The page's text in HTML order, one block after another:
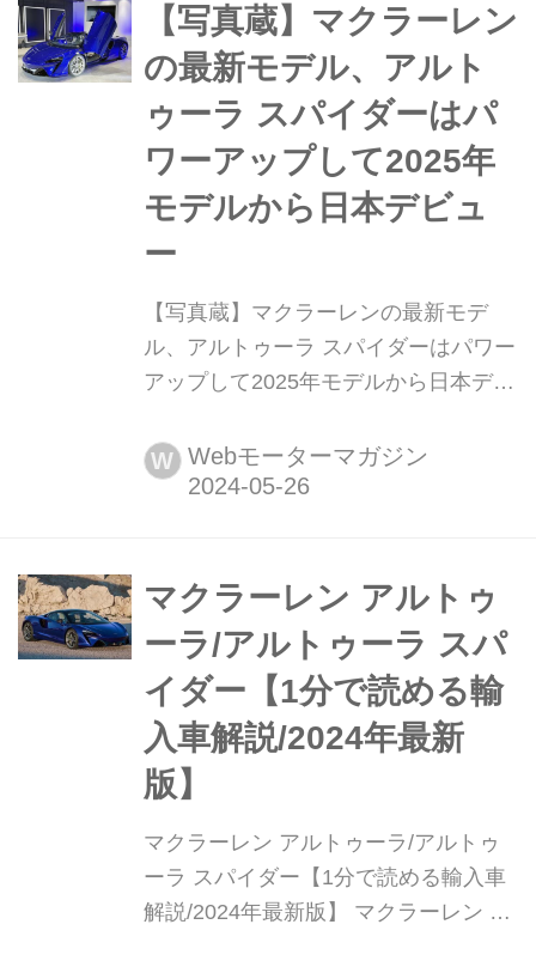
ーラ(McLAREN ARTURA)だ。
【写真蔵】マクラーレン
の最新モデル、アルト
ゥーラ スパイダーはパ
ワーアップして2025年
モデルから日本デビュ
ー
【写真蔵】マクラーレンの最新モデ
ル、アルトゥーラ スパイダーはパワー
アップして2025年モデルから日本デビ
たばかりのマクラーレン アルトゥーラ
スパイダーが早くも日本でお披露目さ
W Webモーターマガジン
マクラーレン アルトゥ
ーラ/アルトゥーラ スパ
イダー【1分で読める輸
入車解説/2024年最新
版】
マクラーレン アルトゥーラ/アルトゥ
ーラ スパイダー【1分で読める輸入車
解説/2024年最新版】 マクラーレン ア